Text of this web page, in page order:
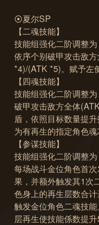
⦿夏尔SP
【二魂技能】
技能组强化二阶调整为
依序个别破甲攻击敌
*4)/(ATK *5)。赋予左
【四魂技能】
技能组强化二阶调整为
破甲攻击敌方全体
盾，依照目标数量提
为有再生的指定角色魂
【参谋技能】
技能组强化二阶调整为
每场战斗金位角色首
果，并额外触发其1次
色身上的再生层数合
触发金位角色二魂技
层再生使技能係数提升